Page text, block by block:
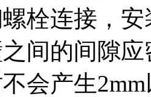
栓连接，
间的间隙
会产生